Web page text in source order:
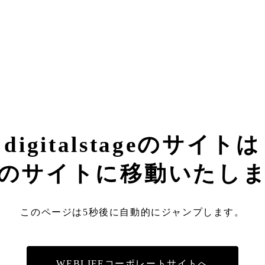
digitalstageのサイトは
サイトに移動いたし
このページは5秒後に自動的にジャンプします。